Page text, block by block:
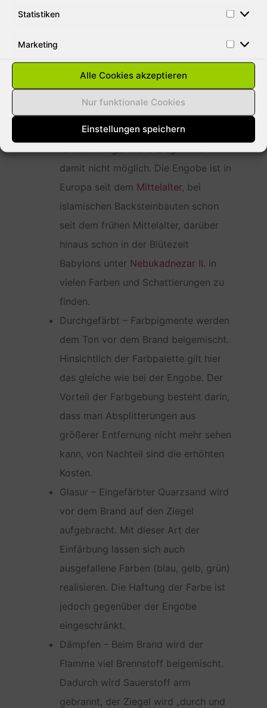
Statistiken
Marketing
Alle Cookies akzeptieren
Nur funktionale Cookies
Einstellungen speichern
Farbpalette ist jedoch beschränkt, da
die im Tonschlamm enthaltenen
durchsetzen. Gelbe, blaue oder
damit nicht möglich. Die Engobe ist in
Europa seit dem Mittelalter, bei
islamischen Backsteinbauten schon
seit dem frühen Mittelalter, darüber
hinaus schon in der Blütezeit
Babylons unter Nebukadnezar II. in
vielen Farben und Schattierungen zu
finden.
Durchgefärbt – Farbpigmente werden
dem Ton vor dem Brand beigemischt.
Hinsichtlich der Farbpalette gilt hier
das gleiche wie bei der Engobe. Der
Vorteil der Farbgebung besteht darin,
dass man Absplitterungen aus
größerer Entfernung nicht mehr sehen
kann, von Nachteil sind die erhöhten
Kosten.
Glasur – Eingefärbter Quarzsand wird
vor dem Brand auf den Ziegel
aufgebracht. Mit dieser Art der
Einfärbung lassen sich auch
ausgefallene Farben (blau, gelb, grün)
realisieren. Die Haftung der Farbe ist
jedoch gegenüber der Engobe
eingeschränkt.
Dämpfen – Beim Brand wird der
Flamme viel Brennstoff beigemischt.
Dadurch wird Sauerstoff arm
gebrannt, der Ziegel wird „durch und